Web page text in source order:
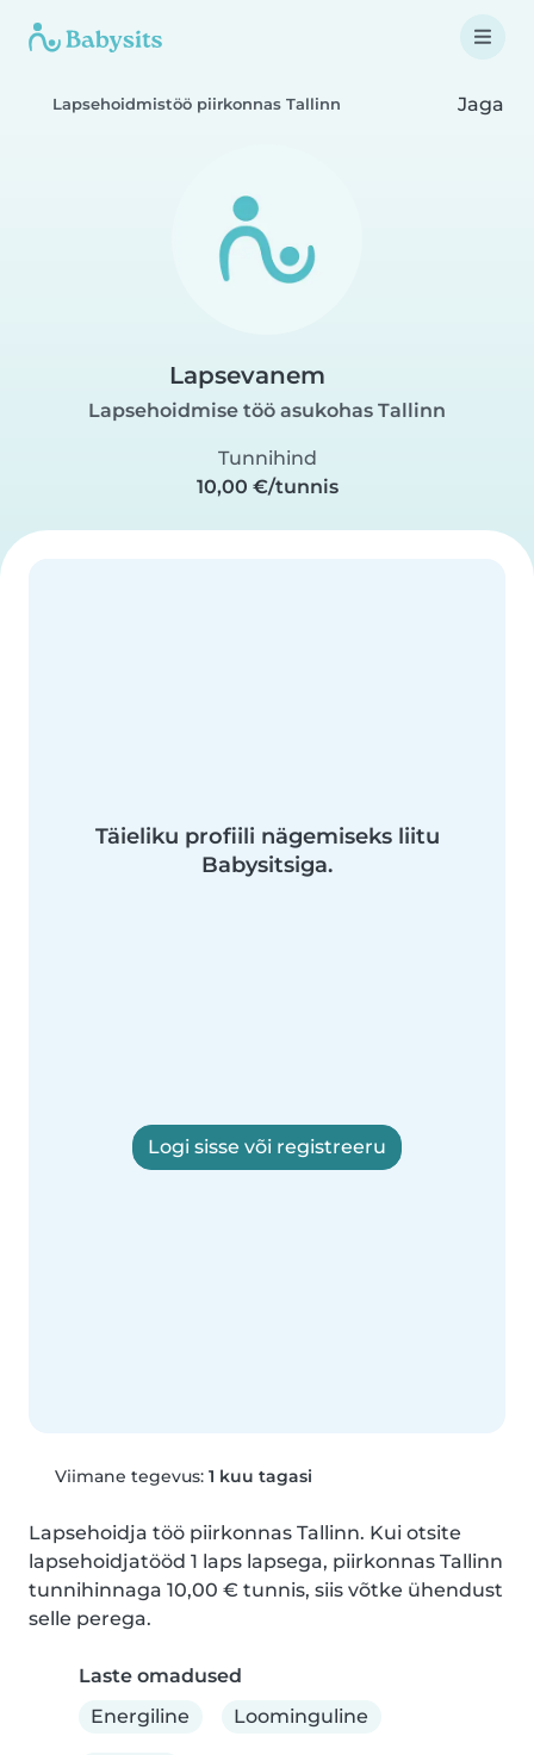
Lapsehoidmistöö piirkonnas Tallinn Jaga
Lapsevanem
Lapsehoidmise töö asukohas Tallinn
Tunnihind
10,00 €/tunnis
Täieliku profiili nägemiseks liitu
Babysitsiga.
Logi sisse või registreeru
Viimane tegevus: 1 kuu tagasi
Lapsehoidja töö piirkonnas Tallinn. Kui otsite
lapsehoidjatööd 1 laps lapsega, piirkonnas Tallinn
tunnihinnaga 10,00 € tunnis, siis võtke ühendust
selle perega.
Laste omadused
Energiline
Loominguline